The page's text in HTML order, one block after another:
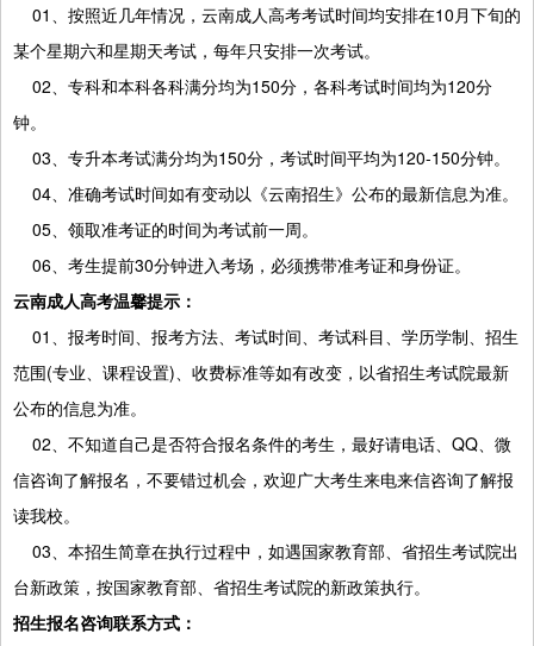
01、按照近几年情况，云南成人高考考试时间均安排在10月下旬的
某个星期六和星期天考试，每年只安排一次考试。
02、专科和本科各科满分均为150分，各科考试时间均为120分
钟。
03、专升本考试满分均为150分，考试时间平均为120-150分钟。
04、准确考试时间如有变动以《云南招生》公布的最新信息为准。
05、领取准考证的时间为考试前一周。
06、考生提前30分钟进入考场，必须携带准考证和身份证。
云南成人高考温馨提示：
01、报考时间、报考方法、考试时间、考试科目、学历学制、招生
范围(专业、课程设置)、收费标准等如有改变，以省招生考试院最新
公布的信息为准。
02、不知道自己是否符合报名条件的考生，最好请电话、QQ、微
信咨询了解报名，不要错过机会，欢迎广大考生来电来信咨询了解报
读我校。
03、本招生简章在执行过程中，如遇国家教育部、省招生考试院出
台新政策，按国家教育部、省招生考试院的新政策执行。
招生报名咨询联系方式：